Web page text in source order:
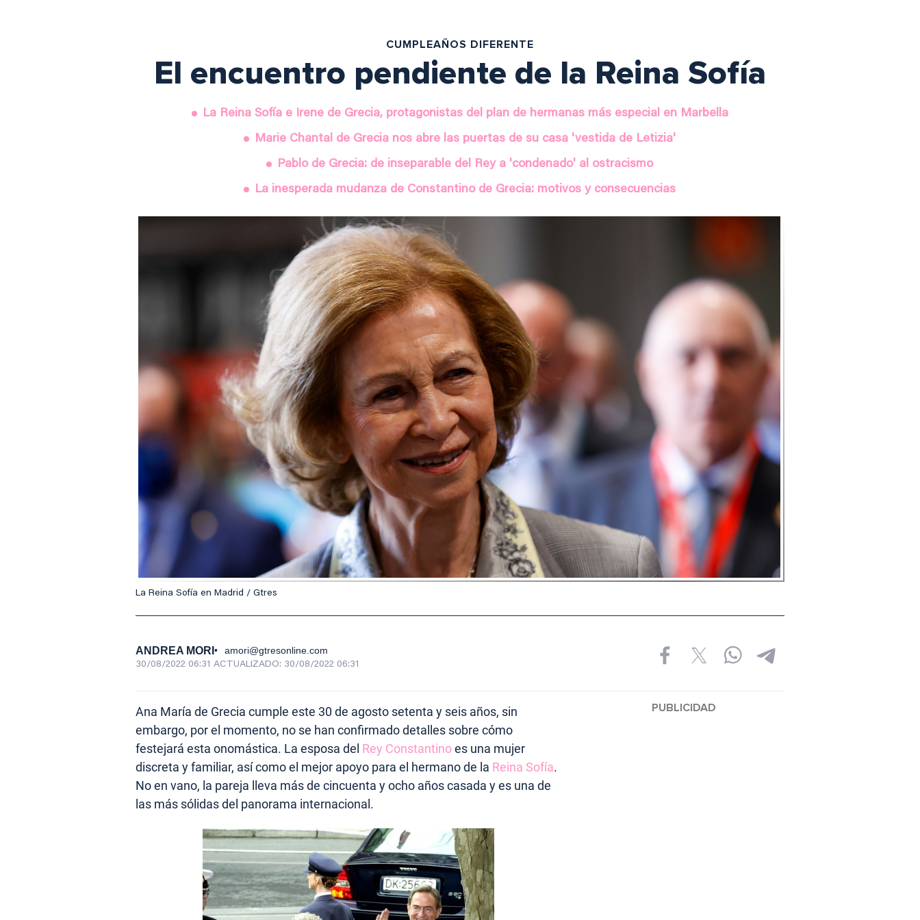
CUMPLEAÑOS DIFERENTE
El encuentro pendiente de la Reina Sofía
La Reina Sofía e Irene de Grecia, protagonistas del plan de hermanas más especial en Marbella
Marie Chantal de Grecia nos abre las puertas de su casa 'vestida de Letizia'
Pablo de Grecia: de inseparable del Rey a 'condenado' al ostracismo
La inesperada mudanza de Constantino de Grecia: motivos y consecuencias
La Reina Sofía en Madrid / Gtres
ANDREA MORI amori@gtresonline.com
30/08/2022 06:31 ACTUALIZADO: 30/08/2022 06:31
Ana María de Grecia cumple este 30 de agosto setenta y seis años, sin
embargo, por el momento, no se han confirmado detalles sobre cómo
festejará esta onomástica. La esposa del Rey Constantinoes una mujer
discreta y familiar, así como el mejor apoyo para el hermano de la Reina Sofía.
No en vano, la pareja lleva más de cincuenta y ocho años casada y es una de
las más sólidas del panorama internacional.